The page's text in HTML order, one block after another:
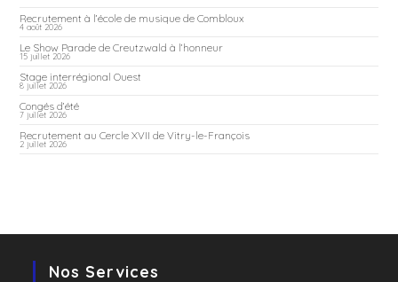
Recrutement à l’école de musique de Combloux
4 août 2026
Le Show Parade de Creutzwald à l’honneur
15 juillet 2026
Stage interrégional Ouest
8 juillet 2026
Congés d’été
7 juillet 2026
Recrutement au Cercle XVII de Vitry-le-François
2 juillet 2026
Nos Services